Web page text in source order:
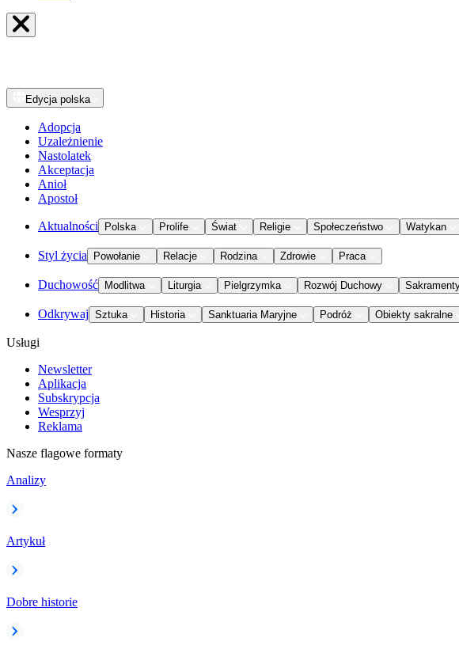
Edycja polska
Adopcja
Uzależnienie
Nastolatek
Akceptacja
Anioł
Apostoł
Aktualności Polska Prolife Świat Religie Społeczeństwo Watykan
Styl życia Powołanie Relacje Rodzina Zdrowie Praca
Duchowość Modlitwa Liturgia Pielgrzymka Rozwój Duchowy
Odkrywaj Sztuka Historia Sanktuaria Maryjne Podróż Obiekty sakralne
Usługi
Newsletter
Aplikacja
Subskrypcja
Wesprzyj
Reklama
Nasze flagowe formaty
Analizy
Artykuł
Dobre historie